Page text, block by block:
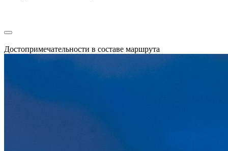
Достопримечательности в составе маршрута